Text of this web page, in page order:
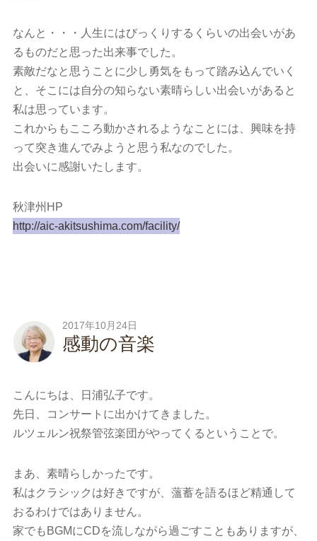
なんと・・・人生にはびっくりするくらいの出会いがあ
るものだと思った出来事でした。
素敵だなと思うことに少し勇気をもって踏み込んでいく
と、そこには自分の知らない素晴らしい出会いがあると
私は思っています。
これからもこころ動かされるようなことには、興味を持
って突き進んでみようと思う私なのでした。
出会いに感謝いたします。
秋津州HP
http://aic-akitsushima.com/facility/
2017年10月24日
感動の音楽
こんにちは、日浦弘子です。
先日、コンサートに出かけてきました。
ルツェルン祝祭管弦楽団がやってくるということで。
まあ、素晴らしかったです。
私はクラシックは好きですが、薀蓄を語るほど精通して
おるわけではありません。
家でもBGMにCDを流しながら過ごすこともありますが、